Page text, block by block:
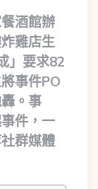
酒館辦
雞店生
」要求82
事件PO
。事
件，一
群媒體